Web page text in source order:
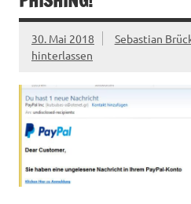
30. Mai 2018 Sebastian
hinterlassen